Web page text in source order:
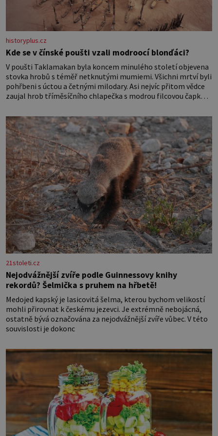
historyplus.cz
Kde se v čínské poušti vzali modroocí blonďáci?
V poušti Taklamakan byla koncem minulého století objevena
stovka hrobů s téměř netknutými mumiemi. Všichni mrtví byli
pohřbeni s úctou a četnými milodary. Asi nejvíc přitom vědce
zaujal hrob tříměsíčního chlapečka s modrou filcovou čapkou,
nesmírně dobře zachovalá, přičítají odborníci zdejším
klimatickým podmínkám. Sucho, prosolené písky a extrémně
21stoleti.cz
Nejodvážnější zvíře podle Guinnessovy knihy
rekordů? Šelmička s pruhem na hřbetě!
Medojed kapský je lasicovitá šelma, kterou bychom velikostí
mohli přirovnat k českému jezevci. Je extrémně nebojácná,
ostatně bývá označována za nejodvážnější zvíře vůbec. V této
souvislosti je dokonc